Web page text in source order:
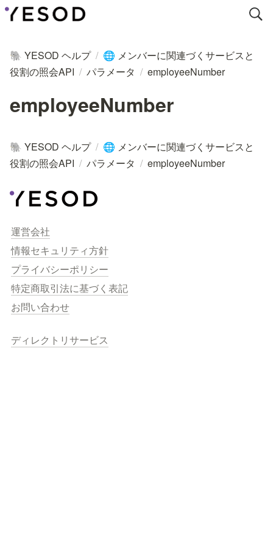
🐘 YESOD ヘルプ / 🌐 メンバーに関連づくサービスと
役割の照会API / パラメータ / employeeNumber
employeeNumber
🐘 YESOD ヘルプ / 🌐 メンバーに関連づくサービスと
役割の照会API / パラメータ / employeeNumber
運営会社
情報セキュリティ方針
プライバシーポリシー
特定商取引法に基づく表記
お問い合わせ
ディレクトリサービス